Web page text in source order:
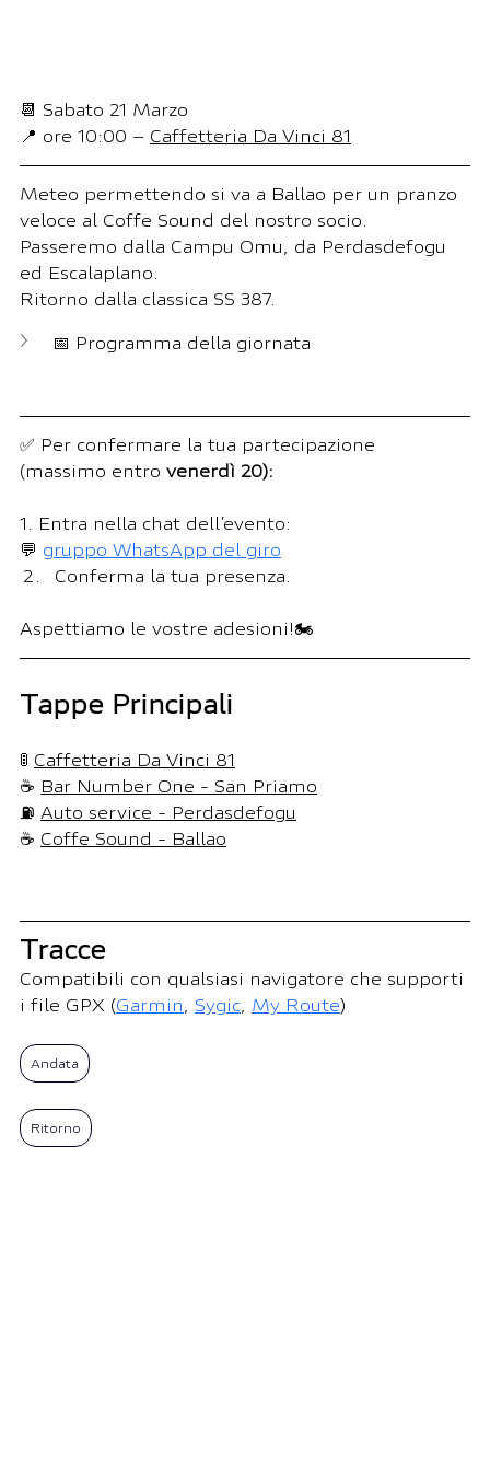
📆 Sabato 21 Marzo
📍 ore 10:00 – Caffetteria Da Vinci 81
Meteo permettendo si va a Ballao per un pranzo
veloce al Coffe Sound del nostro socio.
Passeremo dalla Campu Omu, da Perdasdefogu
ed Escalaplano.
Ritorno dalla classica SS 387.
📅 Programma della giornata
✅ Per confermare la tua partecipazione
(massimo entro venerdì 20):
​1. Entra nella chat dell’evento:
💬 gruppo WhatsApp del giro
Conferma la tua presenza.
Aspettiamo le vostre adesioni!🏍
Tappe Principali
🚦 Caffetteria Da Vinci 81
☕ Bar Number One - San Priamo
⛽️ Auto service - Perdasdefogu
☕ Coffe Sound - Ballao
Tracce
Compatibili con qualsiasi navigatore che supporti
i file GPX (Garmin, Sygic, My Route)
Andata
Ritorno